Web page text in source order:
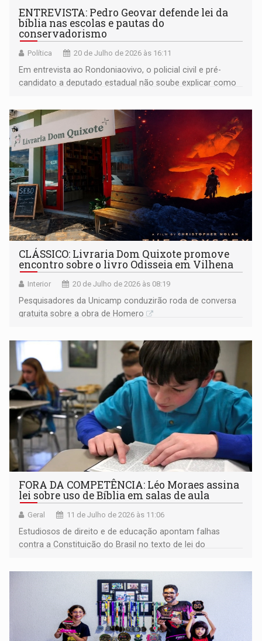
ENTREVISTA: Pedro Geovar defende lei da
bíblia nas escolas e pautas do
conservadorismo
Política 20 de Julho de 2026 às 16:11
Em entrevista ao Rondoniaovivo, o policial civil e pré-
candidato a deputado estadual não soube explicar como
à gestão da segurança pública do governo de Rondônia
CLÁSSICO: Livraria Dom Quixote promove
encontro sobre o livro Odisseia em Vilhena
Interior 20 de Julho de 2026 às 08:19
Pesquisadores da Unicamp conduzirão roda de conversa
gratuita sobre a obra de Homero
FORA DA COMPETÊNCIA: Léo Moraes assina
lei sobre uso de Bíblia em salas de aula
Geral 11 de Julho de 2026 às 11:06
Estudiosos de direito e de educação apontam falhas
contra a Constituição do Brasil no texto de lei do